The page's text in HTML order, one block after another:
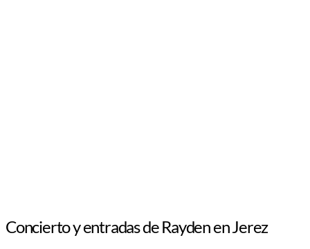
Concierto y entradas de Rayden en Jerez